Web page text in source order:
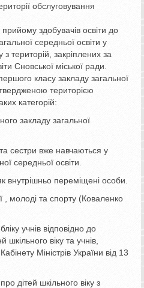
обслуговування
здобувачів освіти до
середньої освіти у
територій, закріплених за
Сновської міської ради.
класу закладу загальної
територією
категорій:
закладу загальної
сестри вже навчаються у
середньої освіти.
внутрішньо переміщені особи.
, молоді та спорту (Коваленко
учнів відповідно до
шкільного віку та учнів,
Міністрів України від 13
дітей шкільного віку з